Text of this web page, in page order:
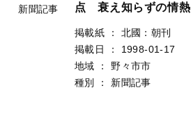
新聞記事
点 衰え知らずの情熱
掲載紙 ：
北國：朝刊
掲載日
：
1998-01-17
地域
：
野々市市
種別
： 新聞記事